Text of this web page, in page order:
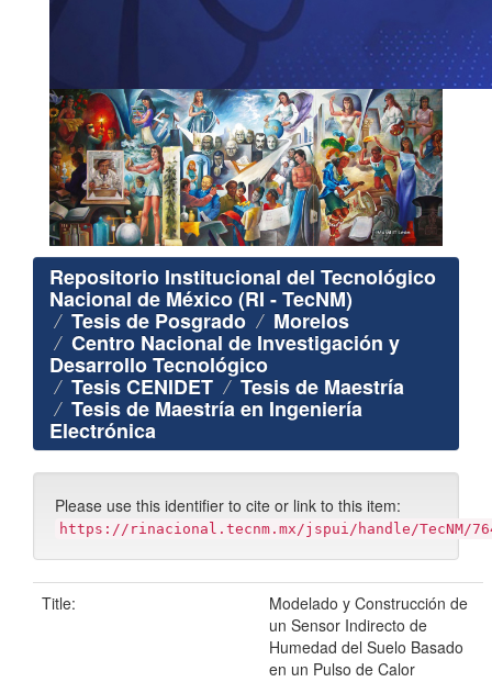
Repositorio Institucional del Tecnológico
Nacional de México (RI - TecNM)
Tesis de Posgrado Morelos
Centro Nacional de Investigación y
Desarrollo Tecnológico
Tesis CENIDET Tesis de Maestría
Tesis de Maestría en Ingeniería
Electrónica
Please use this identifier to cite or link to this item:
https://rinacional.tecnm.mx/jspui/handle/TecNM/
Title:
Modelado y Construcción de
un Sensor Indirecto de
Humedad del Suelo Basado
en un Pulso de Calor